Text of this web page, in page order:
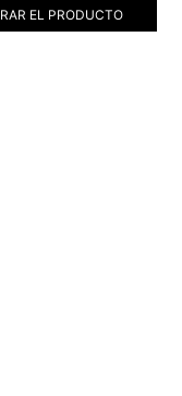
EL PRODUCTO